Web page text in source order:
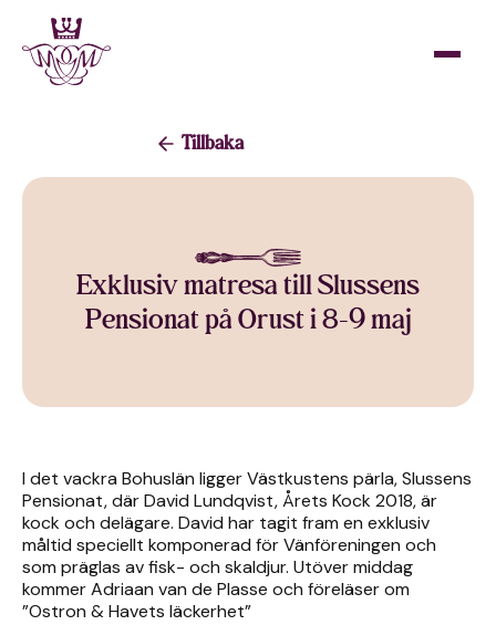
Tillbaka
Exklusiv matresa till Slussens
Pensionat på Orust i 8-9 maj
I det vackra Bohuslän ligger Västkustens pärla, Slussens
Pensionat, där David Lundqvist, Årets Kock 2018, är
kock och delägare. David har tagit fram en exklusiv
måltid speciellt komponerad för Vänföreningen och
som präglas av fisk- och skaldjur. Utöver middag
kommer Adriaan van de Plasse och föreläser om
”Ostron & Havets läckerhet”